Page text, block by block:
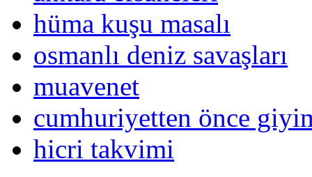
hüma kuşu masalı
osmanlı deniz savaşları
muavenet
cumhuriyetten önce
hicri takvimi